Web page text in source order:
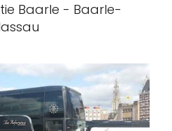
Baarle - Baarle-